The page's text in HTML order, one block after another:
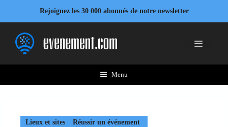
contenu
Rejoignez les 30 000 abonnés de notre newsletter
Menu
Menu
Lieux et sites Réussir un événement